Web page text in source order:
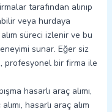
tarafından alınıp
veya hurdaya
süreci izlenir ve bu
sunar. Eğer siz
profesyonel bir firma ile
hasarlı araç alımı,
hasarlı araç alım